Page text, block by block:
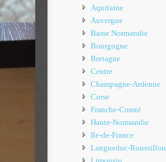
Aquitaine
Auvergne
Basse Normandie
Bourgogne
Bretagne
Centre
Champagne-Ardenne
Corse
Franche-Comté
Haute-Normandie
Ile-de-France
Languedoc-Roussillon